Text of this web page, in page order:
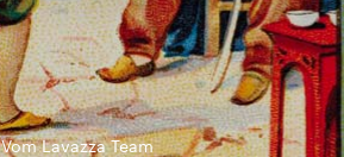
Vom Lavazza Team